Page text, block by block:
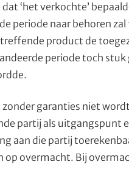
‘het verkochte’
periode naar behoren
product de
periode toch
garanties niet
partij als uitgangspunt
aan die partij
op overmacht. Bij